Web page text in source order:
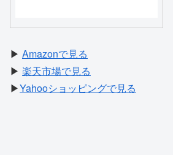
▶ Amazonで見る
▶ 楽天市場で見る
▶Yahooショッピングで見る